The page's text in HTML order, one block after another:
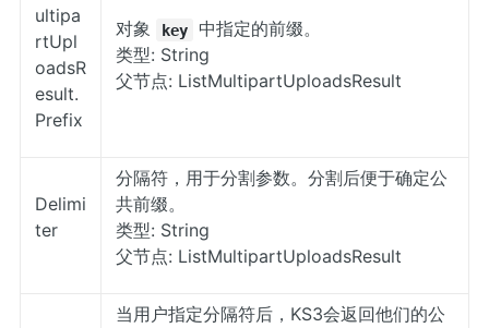
ultipa
rtUpl
oadsR
esult.
Prefix
对象 key
中指定的前缀。
类型: String
父节点: ListMultipartUploadsResult
Delimi
ter
分隔符，用于分割参数。分割后便于确定公
共前缀。
类型: String
父节点: ListMultipartUploadsResult
当用户指定分隔符后，KS3会返回他们的公